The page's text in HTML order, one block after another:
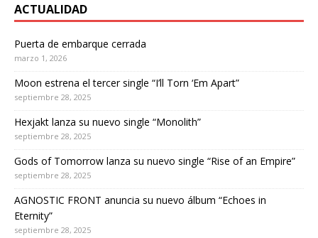
ACTUALIDAD
Puerta de embarque cerrada
marzo 1, 2026
Moon estrena el tercer single “I’ll Torn ‘Em Apart”
septiembre 28, 2025
Hexjakt lanza su nuevo single “Monolith”
septiembre 28, 2025
Gods of Tomorrow lanza su nuevo single “Rise of an Empire”
septiembre 28, 2025
AGNOSTIC FRONT anuncia su nuevo álbum “Echoes in
Eternity”
septiembre 28, 2025